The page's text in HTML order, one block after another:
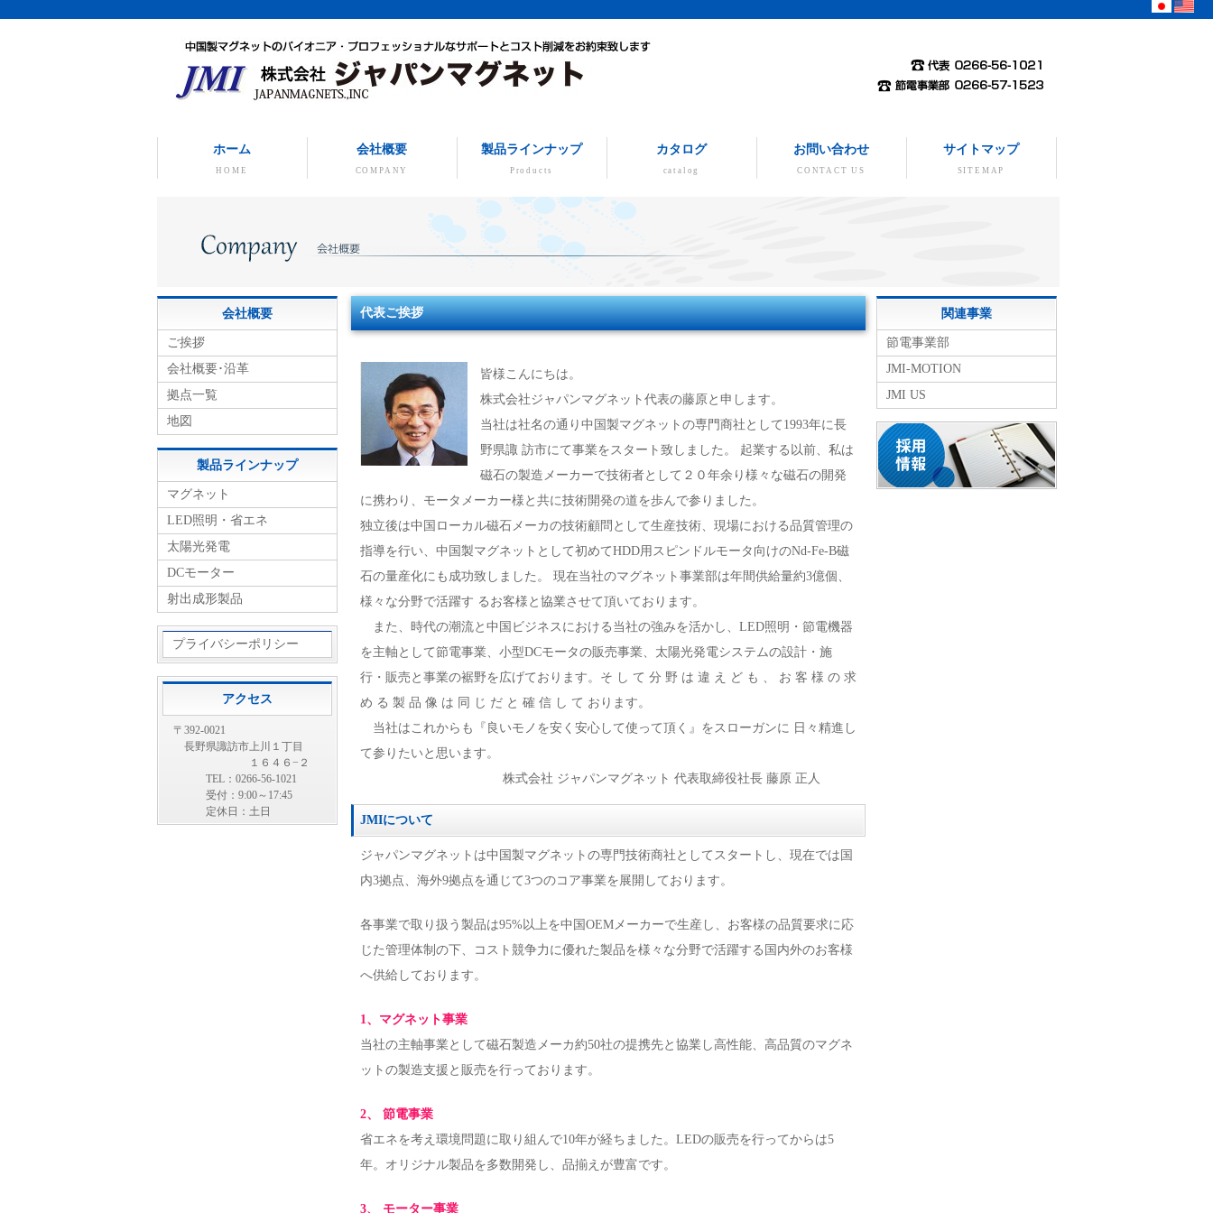
ホーム
HOME
会社概要
COMPANY
製品ラインナップ
Products
カタログ
catalog
お問い合わせ
CONTACT US
サイトマップ
SITEMAP
代表ご挨拶
皆様こんにちは。
株式会社ジャパンマグネット代表の藤原と申します。
当社は社名の通り中国製マグネットの専門商社として1993年に長
野県諏 訪市にて事業をスタート致しました。 起業する以前、私は
磁石の製造メーカーで技術者として２０年余り様々な磁石の開発
に携わり、モータメーカー様と共に技術開発の道を歩んで参りました。
独立後は中国ローカル磁石メーカの技術顧問として生産技術、現場における品質管理の
指導を行い、中国製マグネットとして初めてHDD用スピンドルモータ向けのNd-Fe-B磁
石の量産化にも成功致しました。 現在当社のマグネット事業部は年間供給量約3億個、
様々な分野で活躍す るお客様と協業させて頂いております。
また、時代の潮流と中国ビジネスにおける当社の強みを活かし、LED照明・節電機器
を主軸として節電事業、小型DCモータの販売事業、太陽光発電システムの設計・施
行・販売と事業の裾野を広げております。そ し て 分 野 は 違 え ど も 、 お 客 様 の 求
め る 製 品 像 は 同 じ だ と 確 信 し て おります。
当社はこれからも『良いモノを安く安心して使って頂く』をスローガンに 日々精進し
て参りたいと思います。
株式会社 ジャパンマグネット 代表取締役社長 藤原 正人
JMIについて
ジャパンマグネットは中国製マグネットの専門技術商社としてスタートし、現在では国
内3拠点、海外9拠点を通じて3つのコア事業を展開しております。
各事業で取り扱う製品は95%以上を中国OEMメーカーで生産し、お客様の品質要求に応
じた管理体制の下、コスト競争力に優れた製品を様々な分野で活躍する国内外のお客様
へ供給しております。
1、マグネット事業
当社の主軸事業として磁石製造メーカ約50社の提携先と協業し高性能、高品質のマグネ
ットの製造支援と販売を行っております。
2、 節電事業
省エネを考え環境問題に取り組んで10年が経ちました。LEDの販売を行ってからは5
年。オリジナル製品を多数開発し、品揃えが豊富です。
3、 モーター事業
会社概要
ご挨拶
会社概要･沿革
拠点一覧
地図
製品ラインナップ
マグネット
LED照明・省エネ
太陽光発電
DCモーター
射出成形製品
プライバシーポリシー
アクセス
〒392-0021
長野県諏訪市上川１丁目
１６４６−２
TEL：0266-56-1021
受付：9:00～17:45
定休日：土日
関連事業
節電事業部
JMI-MOTION
JMI US